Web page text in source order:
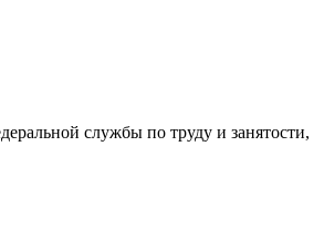
службы по труду и занятости,